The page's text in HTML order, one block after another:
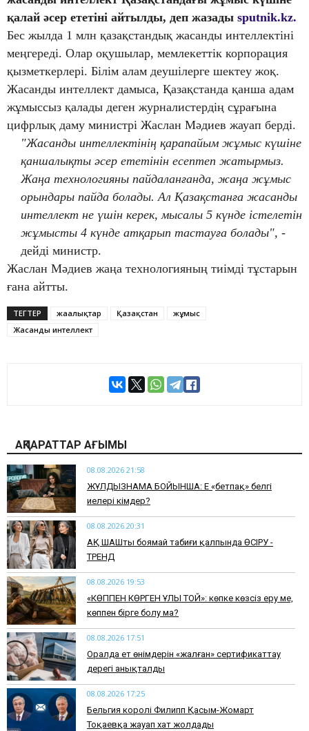
қалай әсер ететіні айтылды, деп жазады sputnik.kz.
Бес жылда 1 млн қазақстандық жасанды интеллектіні
меңгереді. Олар оқушылар, мемлекеттік корпорация
қызметкерлері. Білім алам деушілерге шектеу жоқ.
Жасанды интеллект дамыса, Қазақстанда қанша адам
жұмыссыз қалады деген журналистердің сұрағына
цифрлық даму министрі Жаслан Мәдиев жауап берді.
"Жасанды интеллектінің қарапайым жұмыс күшіне
қаншалықты әсер ететінін есептеп жатырмыз.
Жаңа технологияны пайдаланғанда, жаңа жұмыс
орындары пайда болады. Ал Қазақстанға жасанды
интеллект не үшін керек, мысалы 5 күнде істелетін
жұмысты 4 күнде атқарып тастауға болады", -
дейді министр.
Жаслан Мәдиев жаңа технологияның тиімді тұстарын
ғана айтты.
ТЕГТЕР жаңалықтар Қазақстан
жұмыс
Жасанды интеллект
АҚПАРАТТАР АҒЫМЫ
08.08.2026 21:58
ЖҰЛДЫЗНАМА БОЙЫНША: Ең «бетпақ» белгі
иелері кімдер?
08.08.2026 20:31
АҚ ШАШты боямай табиғи қалпында ӨСІРУ -
ТРЕНД
08.08.2026 19:53
​«КӨППЕН КӨРГЕН ҰЛЫ ТОЙ»: көпке көзсіз еру ме,
көппен бірге болу ма?
08.08.2026 17:51
Оралда ет өнімдерін «жалған» сертификаттау
дерегі анықталды
08.08.2026 17:25
Бельгия королі Филипп Қасым-Жомарт
Тоқаевқа жауап хат жолдады